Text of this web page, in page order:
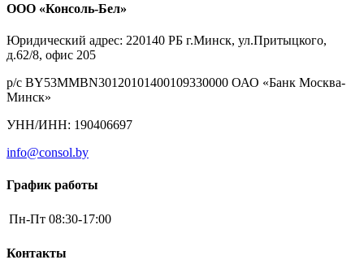
ООО «Консоль-Бел»
Юридический адрес: 220140 РБ г.Минск, ул.Притыцкого,
д.62/8, офис 205
р/с BY53MMBN30120101400109330000 ОАО «Банк Москва-
Минск»
УНН/ИНН: 190406697
info@consol.by
График работы
Пн-Пт 08:30-17:00
Контакты